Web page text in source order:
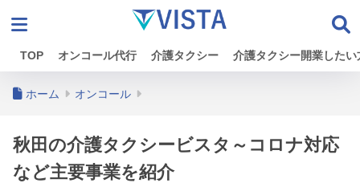
TOP オンコール代行 介護タクシー 介護タクシー開業したい
ホーム オンコール
秋田の介護タクシービスタ～コロナ対応
など主要事業を紹介